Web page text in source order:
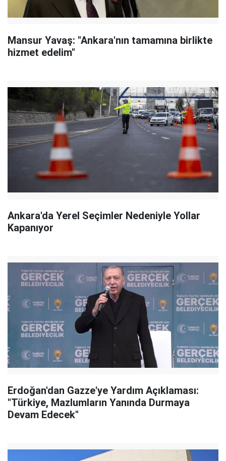
Mansur Yavaş: "Ankara'nın tamamına birlikte
hizmet edelim"
Ankara'da Yerel Seçimler Nedeniyle Yollar
Kapanıyor
Erdoğan'dan Gazze'ye Yardım Açıklaması:
"Türkiye, Mazlumların Yanında Durmaya
Devam Edecek"